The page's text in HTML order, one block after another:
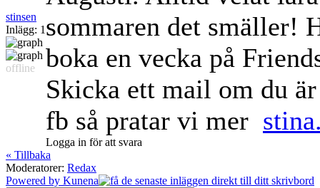
stinsen
Inlägg: 1
offline
sommaren det smäller!
boka en vecka på
Skicka ett mail om du
fb så pratar vi mer
Logga in för att svara
« Tillbaka
Moderatorer: Redax
Powered by Kunena